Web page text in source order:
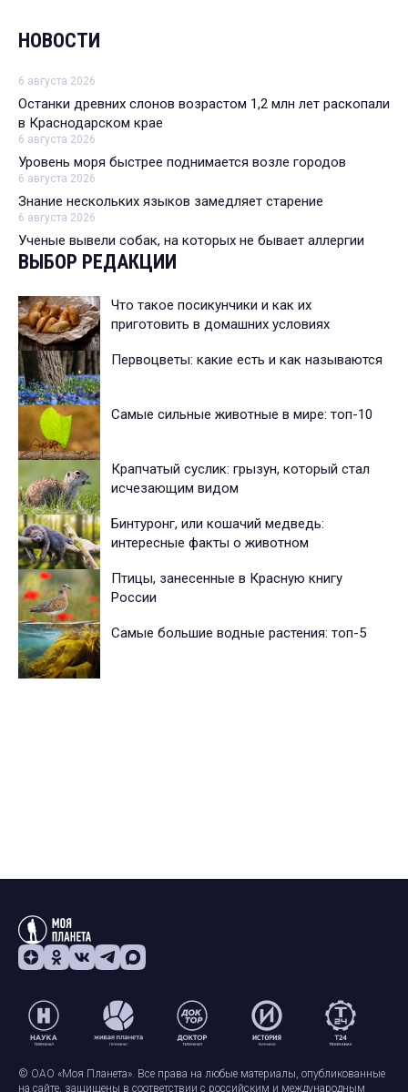
НОВОСТИ
6 августа 2026
Останки древних слонов возрастом 1,2 млн лет раскопали
в Краснодарском крае
6 августа 2026
Уровень моря быстрее поднимается возле городов
6 августа 2026
Знание нескольких языков замедляет старение
6 августа 2026
Ученые вывели собак, на которых не бывает аллергии
ВЫБОР РЕДАКЦИИ
Что такое посикунчики и как их
приготовить в домашних условиях
Первоцветы: какие есть и как называются
Самые сильные животные в мире: топ-10
Крапчатый суслик: грызун, который стал
исчезающим видом
Бинтуронг, или кошачий медведь:
интересные факты о животном
Птицы, занесенные в Красную книгу
России
Самые большие водные растения: топ-5
© ОАО «Моя Планета». Все права на любые материалы, опубликованные
на сайте, защищены в соответствии с российским и международным